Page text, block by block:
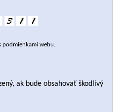
podmienkami webu.
ak bude obsahovať škodlivý